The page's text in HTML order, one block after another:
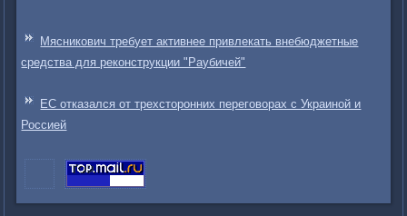
Мясникович требует активнее привлекать внебюджетные
средства для реконструкции "Раубичей"
ЕС отказался от трехсторонних переговорах с Украиной и
Россией